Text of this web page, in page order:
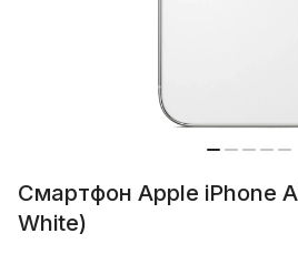
Смартфон Apple iPhone
White)